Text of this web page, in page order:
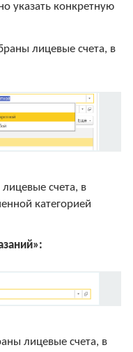
указать конкретную
лицевые счета, в
счета, в
категорией
лицевые счета, в